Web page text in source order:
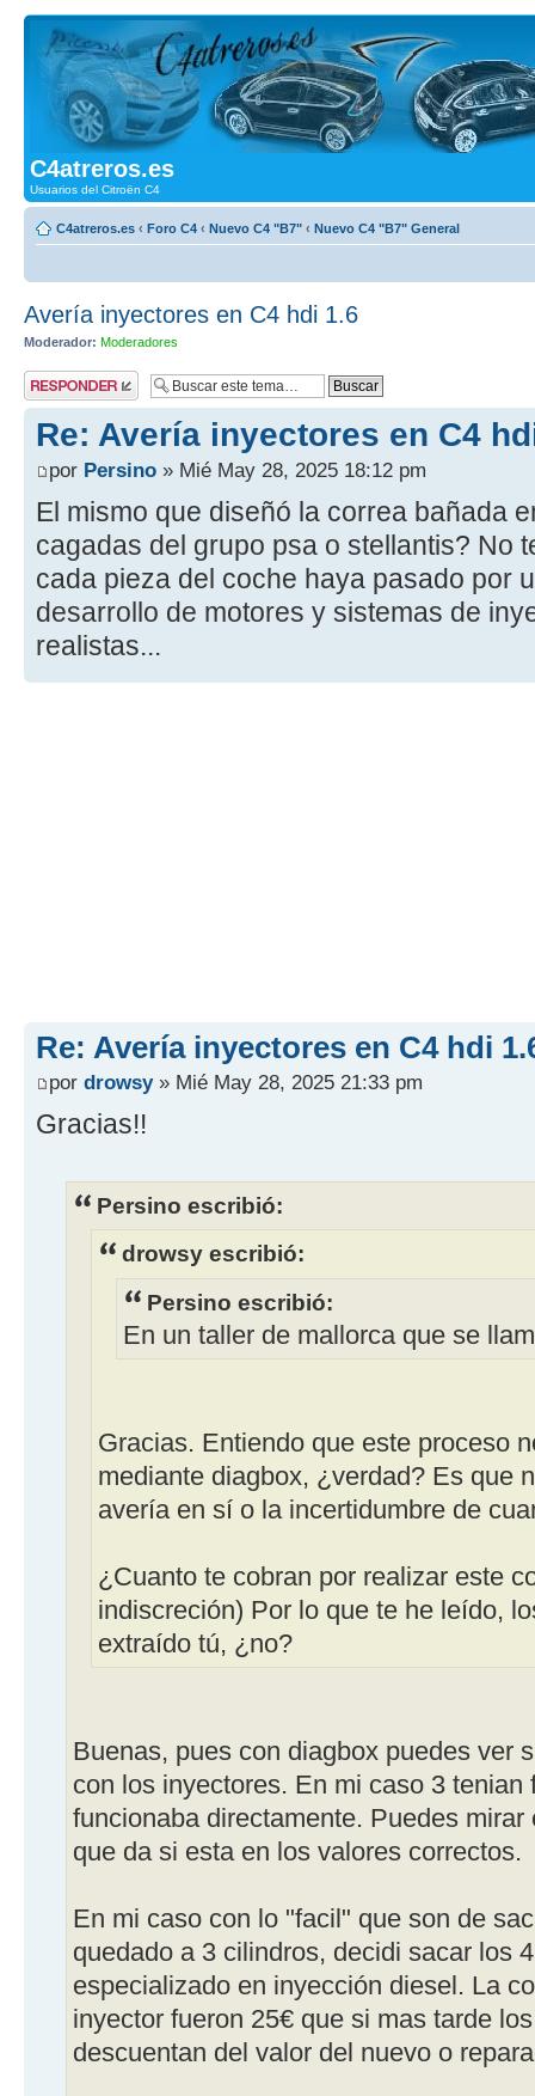
C4atreros.es
Usuarios del Citroën C4
C4atreros.es ‹ Foro C4 ‹ Nuevo C4 "B7" ‹ Nuevo C4 "B7" General
Avería inyectores en C4 hdi 1.6
Moderador: Moderadores
Publicar una
respuesta
Re: Avería inyectores en C4
por Persino » Mié May 28, 2025 18:12 pm
El mismo que diseñó la correa bañada
cagadas del grupo psa o stellantis? No
cada pieza del coche haya pasado por
desarrollo de motores y sistemas de
realistas...
Re: Avería inyectores en C4 hdi
por drowsy» Mié May 28, 2025 21:33 pm
Gracias!!
Persino escribió:
drowsy escribió:
Persino escribió:
En un taller de mallorca que se
Gracias. Entiendo que este proceso
mediante diagbox, ¿verdad? Es que
avería en sí o la incertidumbre de
¿Cuanto te cobran por realizar este
indiscreción) Por lo que te he leído,
extraído tú, ¿no?
Buenas, pues con diagbox puedes ver
con los inyectores. En mi caso 3
funcionaba directamente. Puedes
que da si esta en los valores correctos.
En mi caso con lo "facil" que son de
quedado a 3 cilindros, decidi sacar los
especializado en inyección diesel. La
inyector fueron 25€ que si mas tarde
descuentan del valor del nuevo o